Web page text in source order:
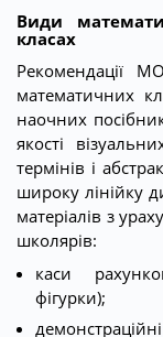
Види
класах
Рекомендації
математичних
наочних
якості
термінів і
широку лінійку
матеріалів з
школярів:
каси
фігурки);